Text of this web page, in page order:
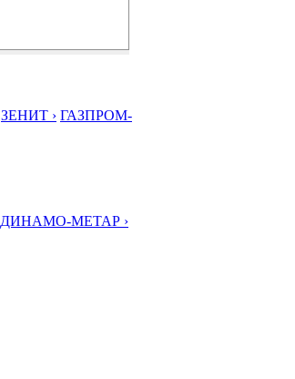
ЗЕНИТ › ГАЗПРОМ-
ДИНАМО-МЕТАР ›